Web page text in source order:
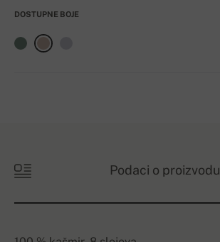
DOSTUPNE BOJE
Podaci o proizvodu